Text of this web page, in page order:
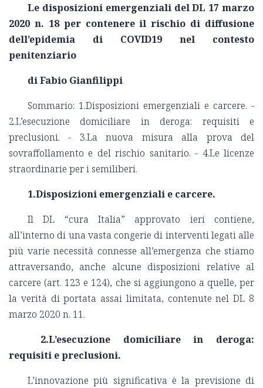
Le disposizioni emergenziali del DL 17 marzo
2020 n. 18 per contenere il rischio di diffusione
dell’epidemia di COVID19 nel contesto
penitenziario
di Fabio Gianfilippi
Sommario: 1.Disposizioni emergenziali e carcere. -
2.L’esecuzione domiciliare in deroga: requisiti e
preclusioni. - 3.La nuova misura alla prova del
sovraffollamento e del rischio sanitario. - 4.Le licenze
straordinarie per i semiliberi.
1.Disposizioni emergenziali e carcere.
Il DL “cura Italia” approvato ieri contiene,
all’interno di una vasta congerie di interventi legati alle
più varie necessità connesse all’emergenza che stiamo
attraversando, anche alcune disposizioni relative al
carcere (art. 123 e 124), che si aggiungono a quelle, per
la verità di portata assai limitata, contenute nel DL 8
marzo 2020 n. 11.
2.L’esecuzione domiciliare in deroga:
requisiti e preclusioni.
L’innovazione più significativa è la previsione di